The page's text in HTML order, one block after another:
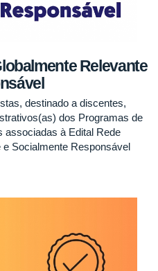
Relevante
destinado a discentes,
dos Programas de
associadas à Edital Rede
Socialmente Responsável